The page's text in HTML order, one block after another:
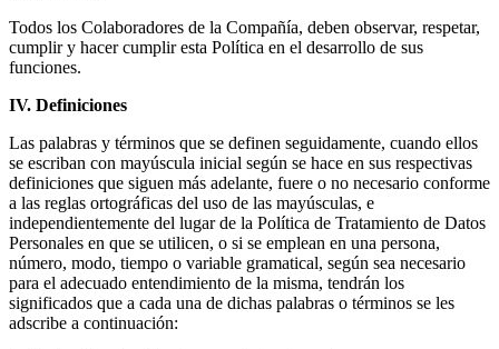
Todos los Colaboradores de la Compañía, deben observar, respetar,
cumplir y hacer cumplir esta Política en el desarrollo de sus
funciones.
IV. Definiciones
Las palabras y términos que se definen seguidamente, cuando ellos
se escriban con mayúscula inicial según se hace en sus respectivas
definiciones que siguen más adelante, fuere o no necesario conforme
a las reglas ortográficas del uso de las mayúsculas, e
independientemente del lugar de la Política de Tratamiento de Datos
Personales en que se utilicen, o si se emplean en una persona,
número, modo, tiempo o variable gramatical, según sea necesario
para el adecuado entendimiento de la misma, tendrán los
significados que a cada una de dichas palabras o términos se les
adscribe a continuación: